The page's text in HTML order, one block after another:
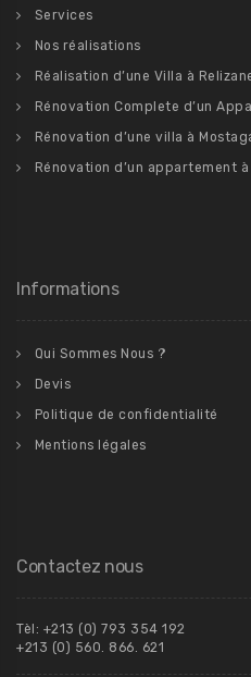
Services
Nos réalisations
Réalisation d’une Villa à
Rénovation Complete d’un
Rénovation d’une villa à
Rénovation d’un appartement
Informations
Qui Sommes Nous ?
Devis
Politique de confidentialité
Mentions légales
Contactez nous
Tèl: +213 (0) 793 354 192
+213 (0) 560. 866. 621